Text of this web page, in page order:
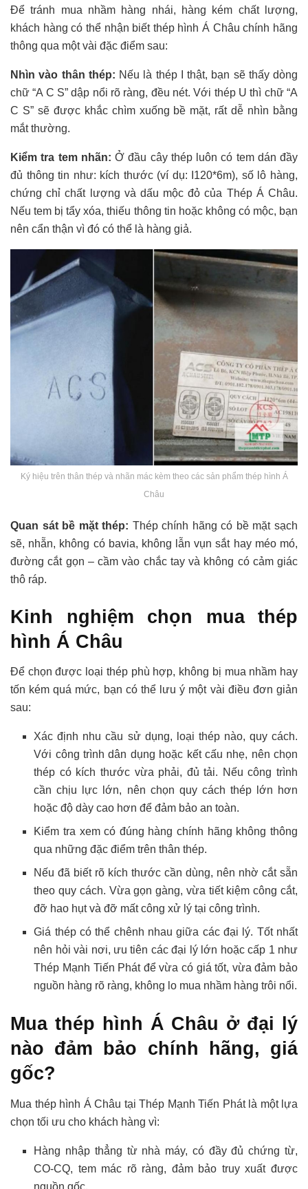
Để tránh mua nhầm hàng nhái, hàng kém chất lượng,
khách hàng có thể nhận biết thép hình Á Châu chính hãng
thông qua một vài đặc điểm sau:
Nhìn vào thân thép: Nếu là thép I thật, bạn sẽ thấy dòng
chữ “A C S” dập nổi rõ ràng, đều nét. Với thép U thì chữ “A
C S” sẽ được khắc chìm xuống bề mặt, rất dễ nhìn bằng
mắt thường.
Kiểm tra tem nhãn: Ở đầu cây thép luôn có tem dán đầy
đủ thông tin như: kích thước (ví dụ: I120*6m), số lô hàng,
chứng chỉ chất lượng và dấu mộc đỏ của Thép Á Châu.
Nếu tem bị tẩy xóa, thiếu thông tin hoặc không có mộc, bạn
nên cẩn thận vì đó có thể là hàng giả.
Ký hiệu trên thân thép và nhãn mác kèm theo các sản phẩm thép hình Á
Châu
Quan sát bề mặt thép: Thép chính hãng có bề mặt sạch
sẽ, nhẵn, không có bavia, không lẫn vụn sắt hay méo mó,
đường cắt gọn – cầm vào chắc tay và không có cảm giác
thô ráp.
Kinh nghiệm chọn mua thép
hình Á Châu
Để chọn được loại thép phù hợp, không bị mua nhầm hay
tốn kém quá mức, bạn có thể lưu ý một vài điều đơn giản
sau:
Xác định nhu cầu sử dụng, loại thép nào, quy cách.
Với công trình dân dụng hoặc kết cấu nhẹ, nên chọn
thép có kích thước vừa phải, đủ tải. Nếu công trình
cần chịu lực lớn, nên chọn quy cách thép lớn hơn
hoặc độ dày cao hơn để đảm bảo an toàn.
Kiểm tra xem có đúng hàng chính hãng không thông
qua những đặc điểm trên thân thép.
Nếu đã biết rõ kích thước cần dùng, nên nhờ cắt sẵn
theo quy cách. Vừa gọn gàng, vừa tiết kiệm công cắt,
đỡ hao hụt và đỡ mất công xử lý tại công trình.
Giá thép có thể chênh nhau giữa các đại lý. Tốt nhất
nên hỏi vài nơi, ưu tiên các đại lý lớn hoặc cấp 1 như
Thép Mạnh Tiến Phát để vừa có giá tốt, vừa đảm bảo
nguồn hàng rõ ràng, không lo mua nhầm hàng trôi nổi.
Mua thép hình Á Châu ở đại lý
nào đảm bảo chính hãng, giá
gốc?
Mua thép hình Á Châu tại Thép Mạnh Tiến Phát là một lựa
chọn tối ưu cho khách hàng vì:
Hàng nhập thẳng từ nhà máy, có đầy đủ chứng từ,
CO-CQ, tem mác rõ ràng, đảm bảo truy xuất được
nguồn gốc.